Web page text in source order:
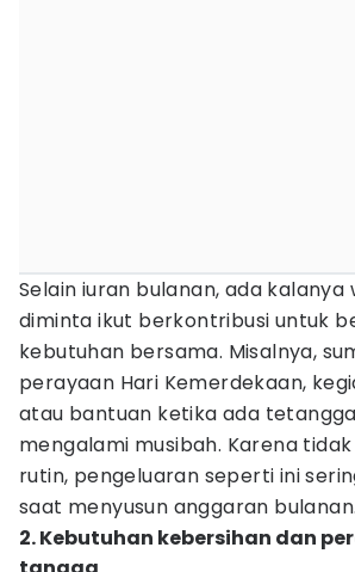
Selain iuran bulanan, ada kalanya
diminta ikut berkontribusi untuk
kebutuhan bersama. Misalnya,
perayaan Hari Kemerdekaan,
atau bantuan ketika ada
mengalami musibah. Karena
rutin, pengeluaran seperti ini
saat menyusun anggaran bulanan.
2. Kebutuhan kebersihan dan